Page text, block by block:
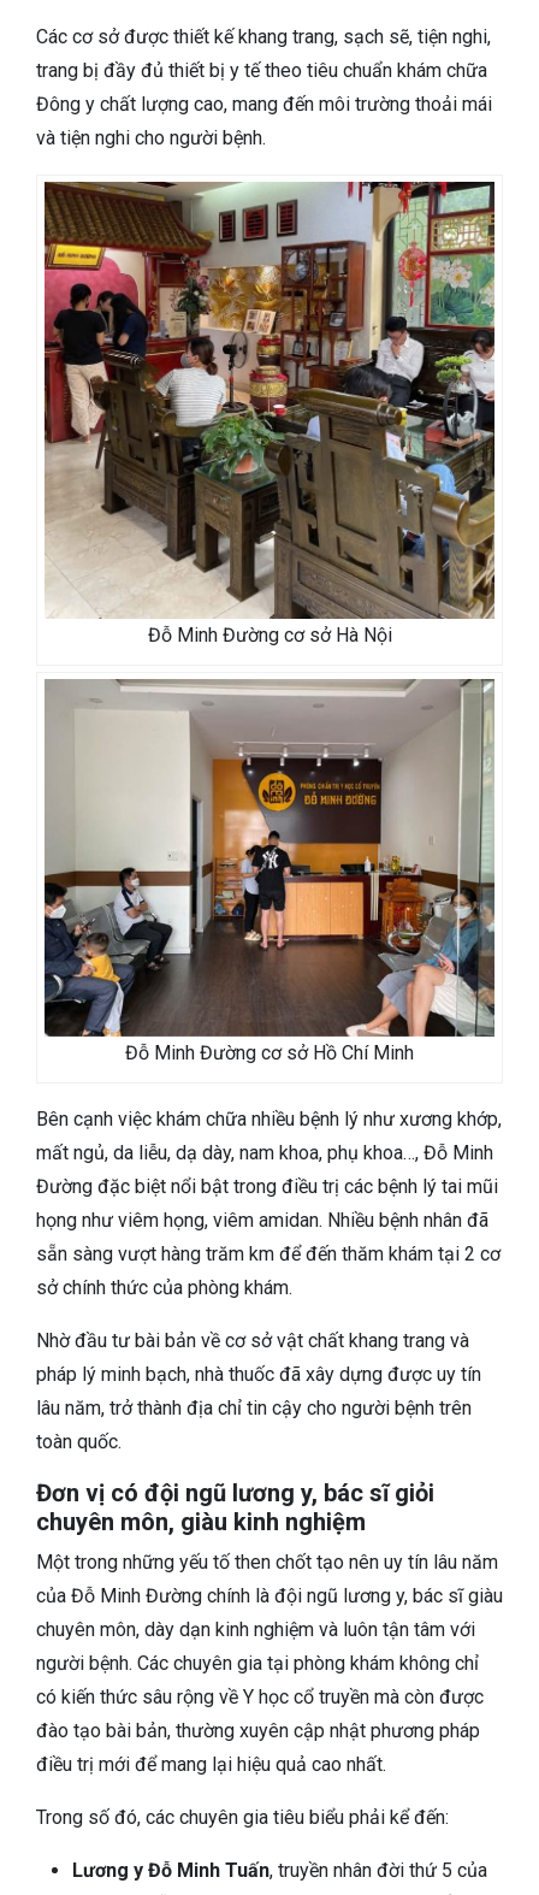
Các cơ sở được thiết kếkhang trang, sạch sẽ, tiện nghi,
trang bị đầy đủ thiết bị y tế theo tiêu chuẩn khám chữa
Đông y chất lượng cao, mang đến môi trường thoải mái
và tiện nghi cho người bệnh.
Đỗ Minh Đường cơ sở Hà Nội
Đỗ Minh Đường cơ sở Hồ Chí Minh
Bên cạnh việc khám chữa nhiều bệnh lý như xương khớp,
mất ngủ, da liễu, dạ dày, nam khoa, phụ khoa…, Đỗ Minh
Đường đặc biệt nổi bật trong điều trị các bệnh lý tai mũi
họng như viêm họng, viêm amidan. Nhiều bệnh nhân đã
sẵn sàng vượt hàng trăm km để đến thăm khám tại 2 cơ
sở chính thức của phòng khám.
Nhờ đầu tư bài bản về cơ sở vật chất khang trang và
pháp lý minh bạch, nhà thuốc đã xây dựng được uy tín
lâu năm, trở thành địa chỉ tin cậy cho người bệnh trên
toàn quốc.
Đơn vị có đội ngũ lương y, bác sĩ giỏi
chuyên môn, giàu kinh nghiệm
Một trong những yếu tố then chốt tạo nên uy tín lâu năm
của Đỗ Minh Đường chính là đội ngũ lương y, bác sĩ giàu
chuyên môn, dày dạn kinh nghiệm và luôn tận tâm với
người bệnh. Các chuyên gia tại phòng khám không chỉ
có kiến thức sâu rộng về Y học cổ truyền mà còn được
đào tạo bài bản, thường xuyên cập nhật phương pháp
điều trị mới để mang lại hiệu quả cao nhất.
Trong số đó, các chuyên gia tiêu biểu phải kể đến:
Lương y Đỗ Minh Tuấn, truyền nhân đời thứ 5 của